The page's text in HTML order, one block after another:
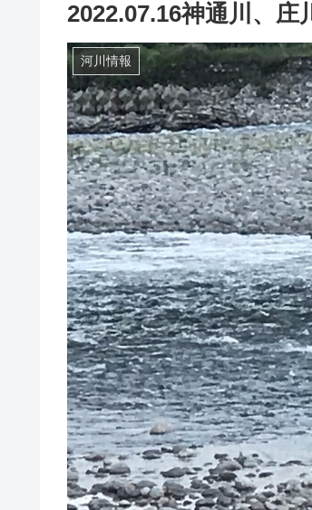
2022.07.16神通川、庄
河川情報